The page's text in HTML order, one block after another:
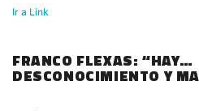
Ir a Link
FRANCO FLEXAS: “HAY
DESCONOCIMIENTO Y